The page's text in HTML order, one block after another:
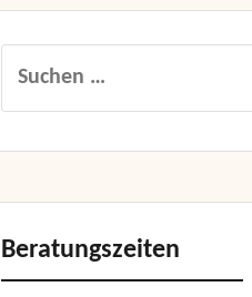
Suchen
Beratungszeiten